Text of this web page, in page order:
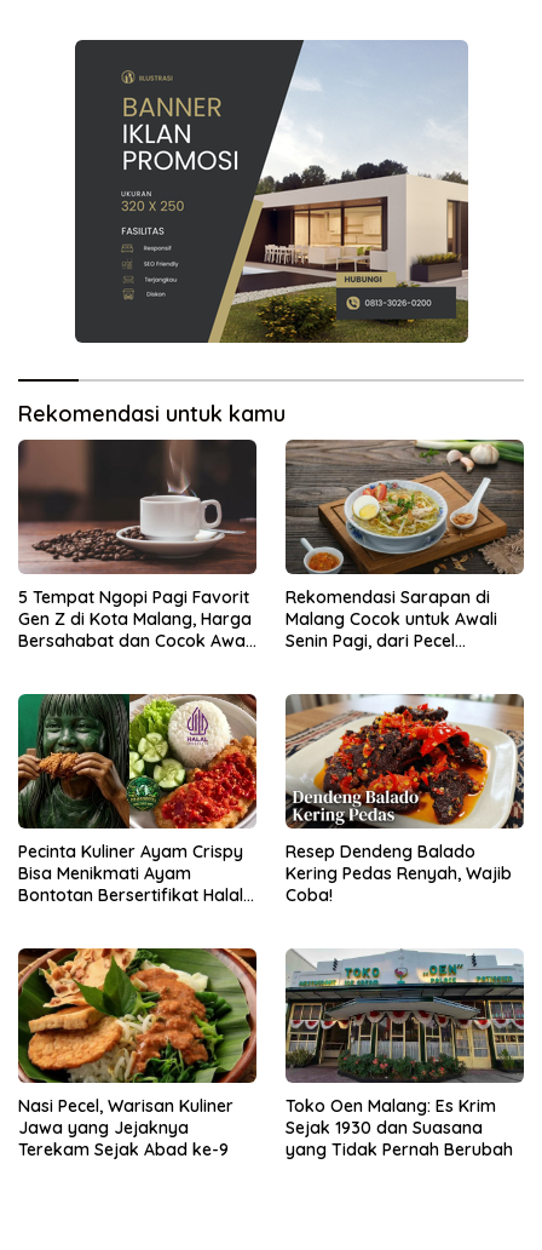
Rekomendasi untuk kamu
5 Tempat Ngopi Pagi Favorit
Gen Z di Kota Malang, Harga
Bersahabat dan Cocok Awali
Rekomendasi Sarapan di
Malang Cocok untuk Awali
Senin Pagi, dari Pecel
Pecinta Kuliner Ayam Crispy
Bisa Menikmati Ayam
Bontotan Bersertifikat Halal
Resep Dendeng Balado
Kering Pedas Renyah, Wajib
Coba!
Nasi Pecel, Warisan Kuliner
Jawa yang Jejaknya
Terekam Sejak Abad ke-9
Toko Oen Malang: Es Krim
Sejak 1930 dan Suasana
yang Tidak Pernah Berubah